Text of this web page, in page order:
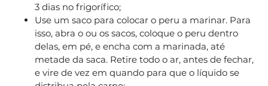
3 dias no frigorífico;
Use um saco para colocar o peru a marinar. Para
isso, abra o ou os sacos, coloque o peru dentro
delas, em pé, e encha com a marinada, até
metade da saca. Retire todo o ar, antes de fechar,
e vire de vez em quando para que o líquido se